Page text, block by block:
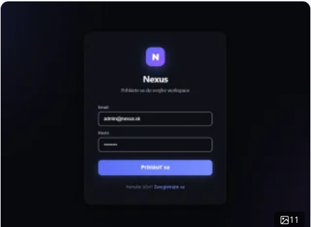
11